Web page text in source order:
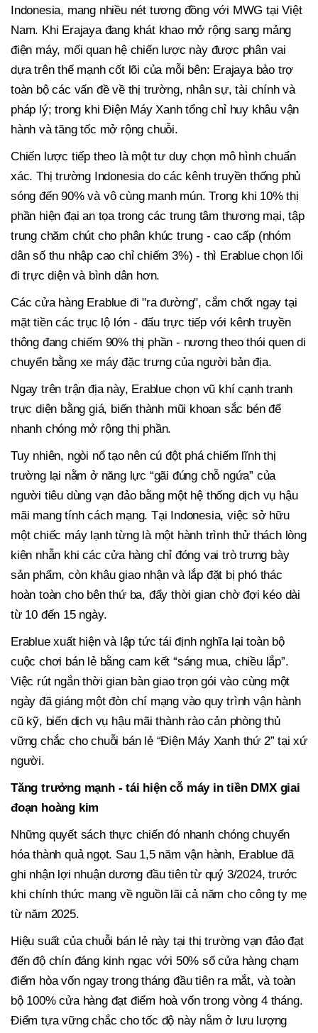
Indonesia, mang nhiều nét tương đồng với MWG tại Việt
Nam. Khi Erajaya đang khát khao mở rộng sang mảng
điện máy, mối quan hệ chiến lược này được phân vai
dựa trên thế mạnh cốt lõi của mỗi bên: Erajaya bảo trợ
toàn bộ các vấn đề về thị trường, nhân sự, tài chính và
pháp lý; trong khi Điện Máy Xanh tổng chỉ huy khâu vận
hành và tăng tốc mở rộng chuỗi.
Chiến lược tiếp theo là một tư duy chọn mô hình chuẩn
xác. Thị trường Indonesia do các kênh truyền thống phủ
sóng đến 90% và vô cùng manh mún. Trong khi 10% thị
phần hiện đại an tọa trong các trung tâm thương mại, tập
trung chăm chút cho phân khúc trung - cao cấp (nhóm
dân số thu nhập cao chỉ chiếm 3%) - thì Erablue chọn lối
đi trực diện và bình dân hơn.
Các cửa hàng Erablue đi "ra đường", cắm chốt ngay tại
mặt tiền các trục lộ lớn - đấu trực tiếp với kênh truyền
thông đang chiếm 90% thị phần - nương theo thói quen di
chuyển bằng xe máy đặc trưng của người bản địa.
Ngay trên trận địa này, Erablue chọn vũ khí cạnh tranh
trực diện bằng giá, biến thành mũi khoan sắc bén để
nhanh chóng mở rộng thị phần.
Tuy nhiên, ngòi nổ tạo nên cú đột phá chiếm lĩnh thị
trường lại nằm ở năng lực “gãi đúng chỗ ngứa” của
người tiêu dùng vạn đảo bằng một hệ thống dịch vụ hậu
mãi mang tính cách mạng. Tại Indonesia, việc sở hữu
một chiếc máy lạnh từng là một hành trình thử thách lòng
kiên nhẫn khi các cửa hàng chỉ đóng vai trò trưng bày
sản phẩm, còn khâu giao nhận và lắp đặt bị phó thác
hoàn toàn cho bên thứ ba, đẩy thời gian chờ đợi kéo dài
từ 10 đến 15 ngày.
Erablue xuất hiện và lập tức tái định nghĩa lại toàn bộ
cuộc chơi bán lẻ bằng cam kết “sáng mua, chiều lắp”.
Việc rút ngắn thời gian bàn giao trọn gói vào cùng một
ngày đã giáng một đòn chí mạng vào quy trình vận hành
cũ kỹ, biến dịch vụ hậu mãi thành rào cản phòng thủ
vững chắc cho chuỗi bán lẻ “Điện Máy Xanh thứ 2” tại xứ
người.
Tăng trưởng mạnh - tái hiện cỗ máy in tiền DMX giai
đoạn hoàng kim
Những quyết sách thực chiến đó nhanh chóng chuyển
hóa thành quả ngọt. Sau 1,5 năm vận hành, Erablue đã
ghi nhận lợi nhuận dương đầu tiên từ quý 3/2024, trước
khi chính thức mang về nguồn lãi cả năm cho công ty mẹ
từ năm 2025.
Hiệu suất của chuỗi bán lẻ này tại thị trường vạn đảo đạt
đến độ chín đáng kinh ngạc với 50% số cửa hàng chạm
điểm hòa vốn ngay trong tháng đầu tiên ra mắt, và toàn
bộ 100% cửa hàng đạt điểm hoà vốn trong vòng 4 tháng.
Điểm tựa vững chắc cho tốc độ này nằm ở lưu lượng